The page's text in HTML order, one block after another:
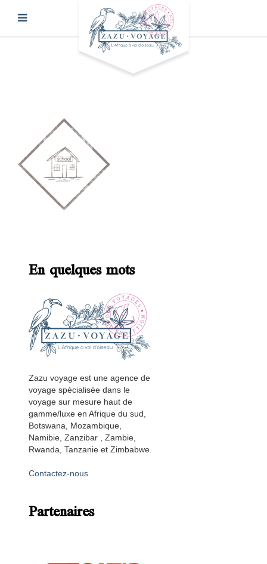
En quelques mots
Zazu voyage est une agence de
voyage spécialisée dans le
voyage sur mesure haut de
gamme/luxe en Afrique du sud,
Botswana, Mozambique,
Namibie, Zanzibar , Zambie,
Rwanda, Tanzanie et Zimbabwe.
Contactez-nous
Partenaires